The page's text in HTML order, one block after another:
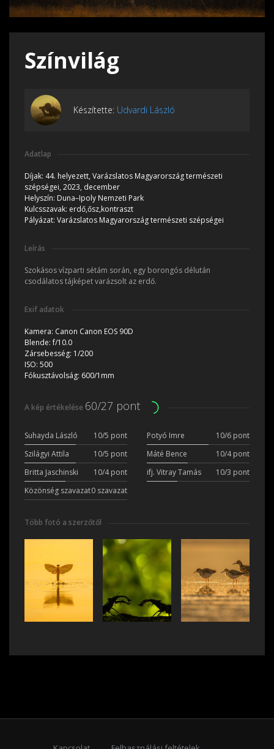
Színvilág
Készítette: Udvardi László
Adatlap
Díjak: 44. helyezett, Varázslatos Magyarország természeti
szépségei, 2023, december
Helyszín: Duna–Ipoly Nemzeti Park
Kulcsszavak: erdő,ősz,kontraszt
Pályázat: Varázslatos Magyarország természeti szépségei
Leírás
Szokásos vízparti sétám során, egy borongós délután
csodálatos tájképet varázsolt az erdő.
Exif adatok
Kamera: Canon Canon EOS 90D
Blende:f/10.0
Zársebesség: 1/200
ISO: 500
Fókusztávolság: 600/1mm
A kép értékelése 60/27 pont
Suhayda László 10/5 pont Potyó Imre
10/6 pont
Szilágyi Attila
10/5 pont Máté Bence
10/4 pont
Britta Jaschinski
10/4 pont ifj. Vitray Tamás
10/3 pont
Közönség szavazat0 szavazat
Több fotó a szerzőtől